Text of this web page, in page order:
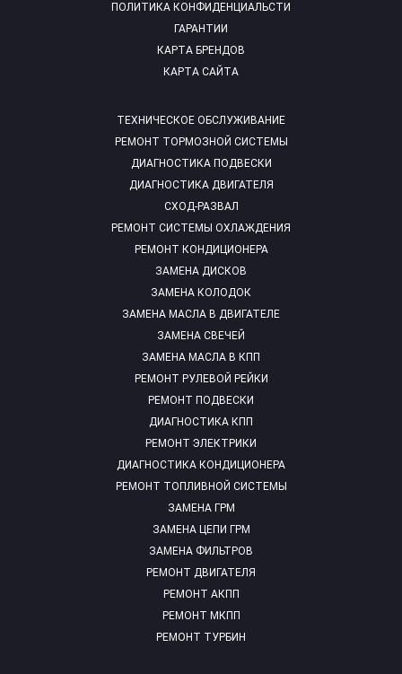
ТЕХНИЧЕСКОЕ ОБСЛУЖИВАНИЕ
РЕМОНТ ТОРМОЗНОЙ СИСТЕМЫ
ДИАГНОСТИКА ПОДВЕСКИ
ДИАГНОСТИКА ДВИГАТЕЛЯ
СХОД-РАЗВАЛ
РЕМОНТ СИСТЕМЫ ОХЛАЖДЕНИЯ
РЕМОНТ КОНДИЦИОНЕРА
ЗАМЕНА ДИСКОВ
ЗАМЕНА КОЛОДОК
ЗАМЕНА МАСЛА В ДВИГАТЕЛЕ
ЗАМЕНА СВЕЧЕЙ
ЗАМЕНА МАСЛА В КПП
РЕМОНТ РУЛЕВОЙ РЕЙКИ
РЕМОНТ ПОДВЕСКИ
ДИАГНОСТИКА КПП
РЕМОНТ ЭЛЕКТРИКИ
ДИАГНОСТИКА КОНДИЦИОНЕРА
РЕМОНТ ТОПЛИВНОЙ СИСТЕМЫ
ЗАМЕНА ГРМ
ЗАМЕНА ЦЕПИ ГРМ
ЗАМЕНА ФИЛЬТРОВ
РЕМОНТ ДВИГАТЕЛЯ
РЕМОНТ АКПП
РЕМОНТ МКПП
РЕМОНТ ТУРБИН
ПОЛИТИКА КОНФИДЕНЦИАЛЬСТИ
ГАРАНТИИ
КАРТА БРЕНДОВ
КАРТА САЙТА